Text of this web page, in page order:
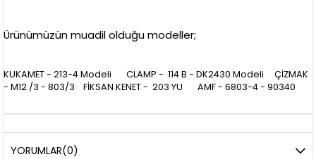
Ürünümüzün muadil olduğu modeller;
KUKAMET - 213-4 Modeli CLAMP - 114 B - DK2430 Modeli ÇİZMAK
- M12 /3 - 803/3 FİKSAN KENET - 203 YU AMF - 6803-4 - 90340
YORUMLAR(0)